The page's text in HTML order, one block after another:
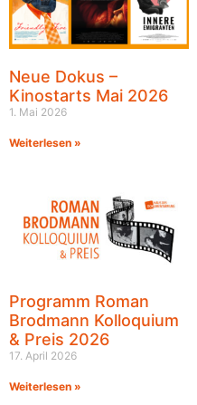
Neue Dokus –
Kinostarts Mai 2026
1. Mai 2026
Weiterlesen »
Programm Roman
Brodmann Kolloquium
& Preis 2026
17. April 2026
Weiterlesen »